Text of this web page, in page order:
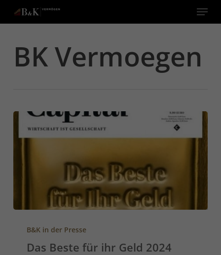
Menu
BK Vermoegen
B&K in der Presse
Das Beste für ihr Geld 2024